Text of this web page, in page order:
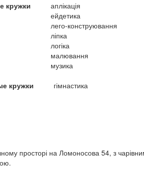
кружки
аплікація
ейдетика
лего-конструювання
ліпка
логіка
малювання
музика
кружки
гімнастика
просторі на Ломоносова 54, з